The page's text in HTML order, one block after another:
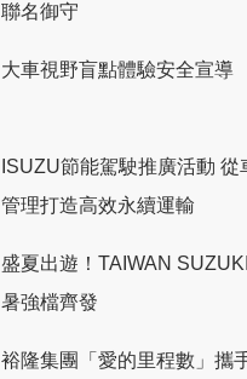
聯名御守
大車視野盲點體驗安全宣導
ISUZU節能駕駛推廣活動 從
管理打造高效永續運輸
盛夏出遊！TAIWAN
暑強檔齊發
裕隆集團「愛的里程數」攜